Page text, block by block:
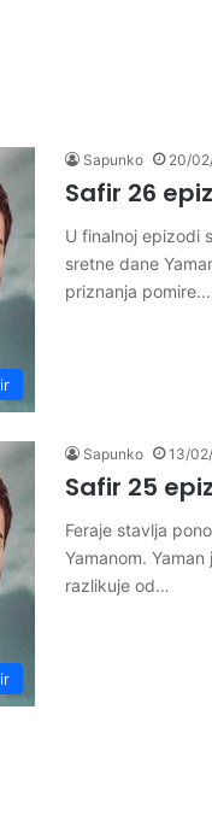
Sapunko 20/
Safir 26
U finalnoj epizodi
sretne dane
priznanja pomire.…
Sapunko 13/
Safir 25
Feraje stavlja
Yamanom.
razlikuje od…